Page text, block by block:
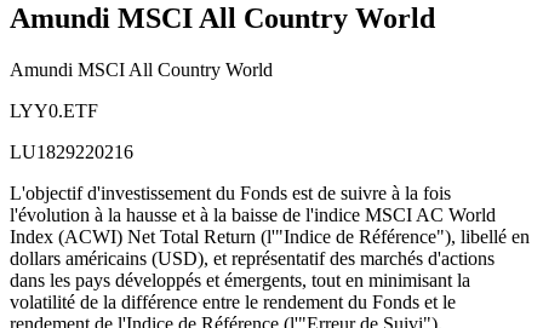
Amundi MSCI All Country World
Amundi MSCI All Country World
LYY0.ETF
LU1829220216
L'objectif d'investissement du Fonds est de suivre à la fois
l'évolution à la hausse et à la baisse de l'indice MSCI AC World
Index (ACWI) Net Total Return (l'"Indice de Référence"), libellé en
dollars américains (USD), et représentatif des marchés d'actions
dans les pays développés et émergents, tout en minimisant la
volatilité de la différence entre le rendement du Fonds et le
rendement de l'Indice de Référence (l'"Erreur de Suivi").